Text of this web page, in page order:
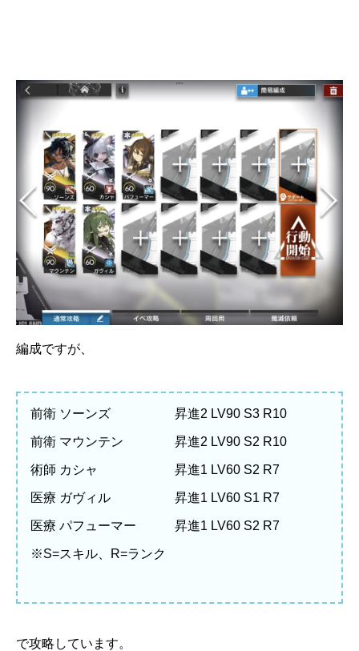
編成ですが、
前衛 ソーンズ 昇進2 LV90 S3 R10
前衛 マウンテン 昇進2 LV90 S2 R10
術師 カシャ 昇進1 LV60 S2 R7
医療 ガヴィル 昇進1 LV60 S1 R7
医療 パフューマー 昇進1 LV60 S2 R7
※S=スキル、R=ランク
で攻略しています。